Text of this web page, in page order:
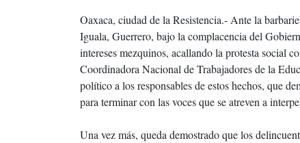
Oaxaca, ciudad de la Resistencia.- Ante la
Iguala, Guerrero, bajo la complacencia del
intereses mezquinos, acallando la protesta social
Coordinadora Nacional de Trabajadores de la
político a los responsables de estos hechos, que
para terminar con las voces que se atreven a
Una vez más, queda demostrado que los